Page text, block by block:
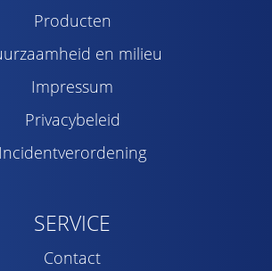
Producten
en milieu
Impressum
Privacybeleid
Incidentverordening
SERVICE
Contact